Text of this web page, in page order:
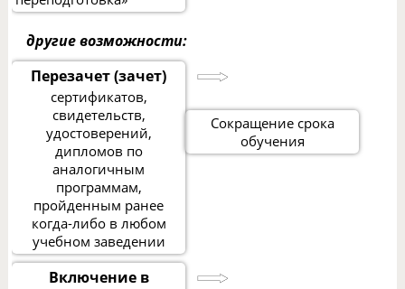
другие возможности:
Перезачет (зачет)
сертификатов,
свидетельств,
удостоверений,
дипломов по
аналогичным
программам,
пройденным ранее
когда-либо в любом
учебном заведении
Сокращение срока
обучения
Включение в